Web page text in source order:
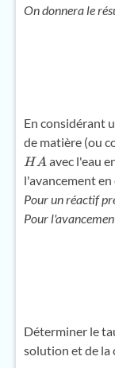
On donnera le
En considérant
de matière (ou
HA avec l'eau
l'avancement
Pour un réactif
Pour
Déterminer le
solution et de la